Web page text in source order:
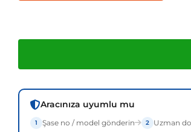
Aracınıza uyumlu mu
1 Şase no / model gönderin 2 Uzman